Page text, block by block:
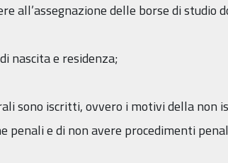
all’assegnazione delle borse di
nascita e residenza;
sono iscritti, ovvero i motivi della non
penali e di non avere procedimenti